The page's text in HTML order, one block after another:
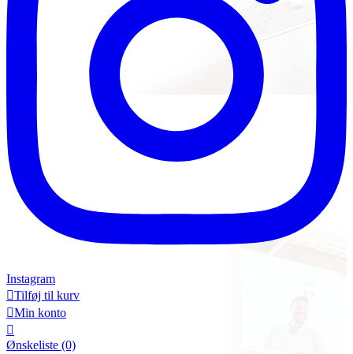
Instagram
Tilføj til kurv
Min konto

Ønskeliste (0)